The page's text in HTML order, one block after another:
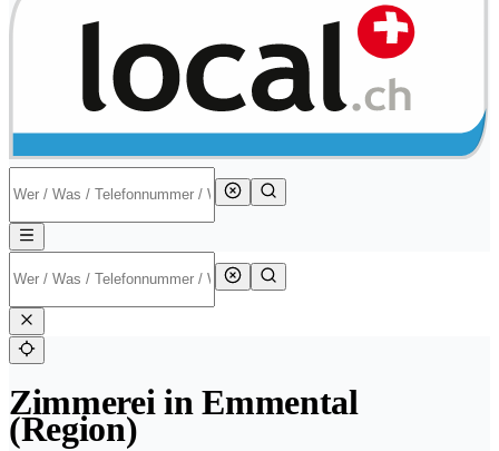
Zimmerei in Emmental
(Region)